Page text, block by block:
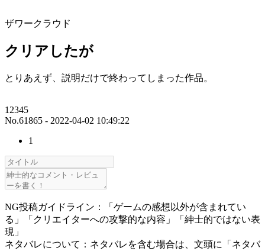
ザワークラウド
クリアしたが
とりあえず、説明だけで終わってしまった作品。
12345
No.61865 - 2022-04-02 10:49:22
1
NG投稿ガイドライン：「ゲームの感想以外が含まれてい
る」「クリエイターへの攻撃的な内容」「紳士的ではない表
現」
ネタバレについて：ネタバレを含む場合は、文頭に「ネタバ